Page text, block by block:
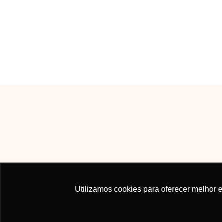
Utilizamos cookies para oferecer melhor